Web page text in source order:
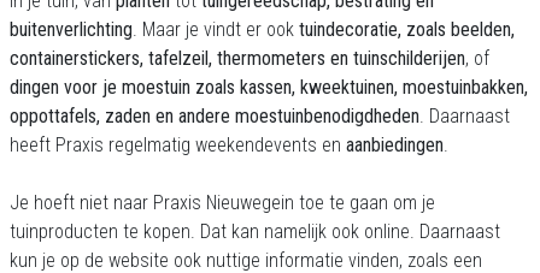
buitenverlichting. Maar je vindt er ook tuindecoratie, zoals beelden,
containerstickers, tafelzeil, thermometers en tuinschilderijen, of
dingen voor je moestuin zoals kassen, kweektuinen, moestuinbakken,
oppottafels, zaden en andere moestuinbenodigdheden. Daarnaast
heeft Praxis regelmatig weekendevents en aanbiedingen.
Je hoeft niet naar Praxis Nieuwegein toe te gaan om je
tuinproducten te kopen. Dat kan namelijk ook online. Daarnaast
kun je op de website ook nuttige informatie vinden, zoals een